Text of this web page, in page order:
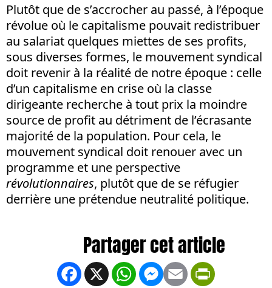
Plutôt que de s’accrocher au passé, à l’époque
révolue où le capitalisme pouvait redistribuer
au salariat quelques miettes de ses profits,
sous diverses formes, le mouvement syndical
doit revenir à la réalité de notre époque : celle
d’un capitalisme en crise où la classe
dirigeante recherche à tout prix la moindre
source de profit au détriment de l’écrasante
majorité de la population. Pour cela, le
mouvement syndical doit renouer avec un
programme et une perspective
révolutionnaires, plutôt que de se réfugier
derrière une prétendue neutralité politique.
Facebook
X WhatsApp
Messenger
Email